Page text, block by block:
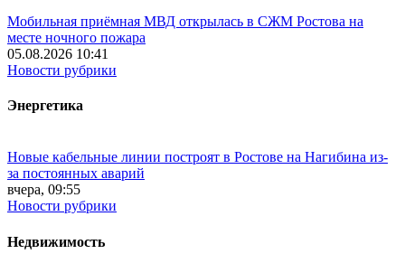
Мобильная приёмная МВД открылась в СЖМ Ростова на
месте ночного пожара
05.08.2026 10:41
Новости рубрики
Энергетика
Новые кабельные линии построят в Ростове на Нагибина из-
за постоянных аварий
вчера, 09:55
Новости рубрики
Недвижимость